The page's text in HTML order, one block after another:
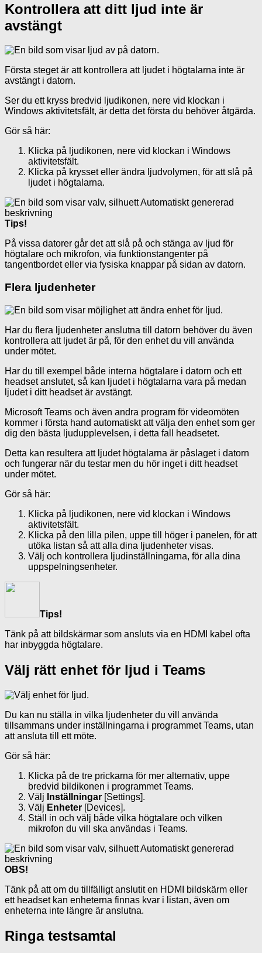
Kontrollera att ditt ljud inte är
avstängt
Första steget är att kontrollera att ljudet i högtalarna inte är
avstängt i datorn.
Ser du ett kryss bredvid ljudikonen, nere vid klockan i
Windows aktivitetsfält, är detta det första du behöver åtgärda.
Gör så här:
Klicka på ljudikonen, nere vid klockan i Windows
aktivitetsfält.
Klicka på krysset eller ändra ljudvolymen, för att slå på
ljudet i högtalarna.
Tips!
På vissa datorer går det att slå på och stänga av ljud för
högtalare och mikrofon, via funktionstangenter på
tangentbordet eller via fysiska knappar på sidan av datorn.
Flera ljudenheter
Har du flera ljudenheter anslutna till datorn behöver du även
kontrollera att ljudet är på, för den enhet du vill använda
under mötet.
Har du till exempel både interna högtalare i datorn och ett
headset anslutet, så kan ljudet i högtalarna vara på medan
ljudet i ditt headset är avstängt.
Microsoft Teams och även andra program för videomöten
kommer i första hand automatiskt att välja den enhet som ger
dig den bästa ljudupplevelsen, i detta fall headsetet.
Detta kan resultera att ljudet högtalarna är påslaget i datorn
och fungerar när du testar men du hör inget i ditt headset
under mötet.
Gör så här:
Klicka på ljudikonen, nere vid klockan i Windows
aktivitetsfält.
Klicka på den lilla pilen, uppe till höger i panelen, för att
utöka listan så att alla dina ljudenheter visas.
Välj och kontrollera ljudinställningarna, för alla dina
uppspelningsenheter.
Tips!
Tänk på att bildskärmar som ansluts via en HDMI kabel ofta
har inbyggda högtalare.
Välj rätt enhet för ljud i Teams
Du kan nu ställa in vilka ljudenheter du vill använda
tillsammans under inställningarna i programmet Teams, utan
att ansluta till ett möte.
Gör så här:
Klicka på de tre prickarna för mer alternativ, uppe
bredvid bildikonen i programmet Teams.
Välj Inställningar [Settings].
Välj Enheter [Devices].
Ställ in och välj både vilka högtalare och vilken
mikrofon du vill ska användas i Teams.
OBS!
Tänk på att om du tillfälligt anslutit en HDMI bildskärm eller
ett headset kan enheterna finnas kvar i listan, även om
enheterna inte längre är anslutna.
Ringa testsamtal